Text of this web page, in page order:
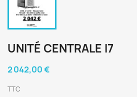
UNITÉ CENTRALE I7
2 042,00 €
TTC